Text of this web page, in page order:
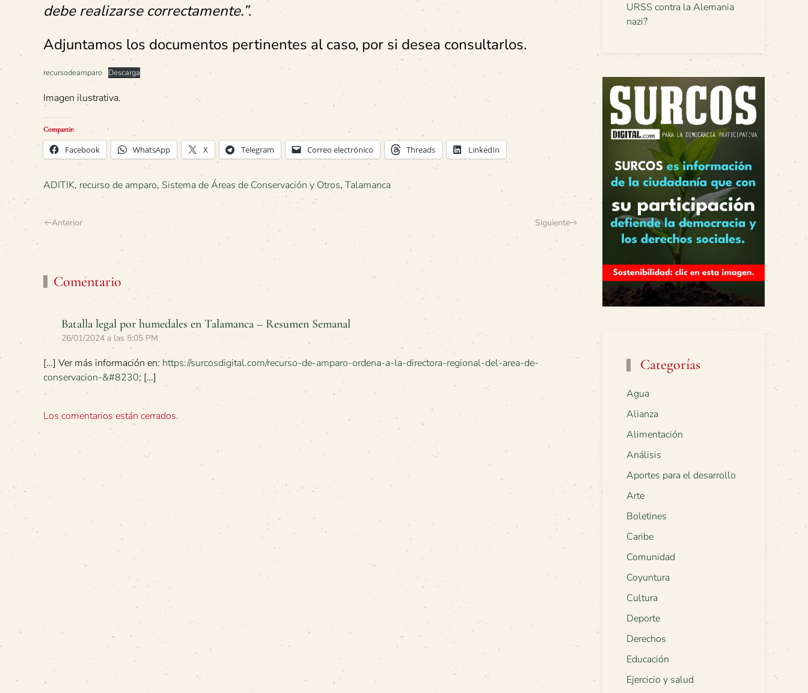
debe realizarse correctamente.”.
Adjuntamos los documentos pertinentes al caso, por si desea consultarlos.
recursodeamparo Descarga
Imagen ilustrativa.
Compartir:
Facebook WhatsApp X Telegram Correo electrónico Threads LinkedIn
ADITIK, recurso de amparo, Sistema de Áreas de Conservación y Otros, Talamanca
Anterior Siguiente
Comentario
Batalla legal por humedales en Talamanca – Resumen Semanal
26/01/2024 a las 5:05 PM
[…] Ver más información en: https://surcosdigital.com/recurso-de-amparo-ordena-a-la-directora-regional-del-area-de-
conservacion-&#8230; […]
Los comentarios están cerrados.
URSS contra la Alemania
nazi?
Categorías
Agua
Alianza
Alimentación
Análisis
Aportes para el desarrollo
Arte
Boletines
Caribe
Comunidad
Coyuntura
Cultura
Deporte
Derechos
Educación
Ejercicio y salud